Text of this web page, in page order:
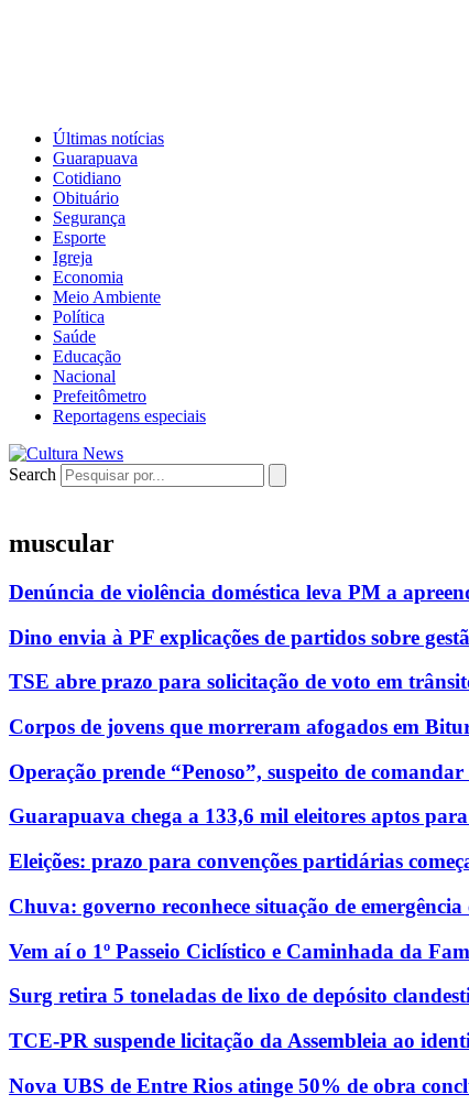
Últimas notícias
Guarapuava
Cotidiano
Obituário
Segurança
Esporte
Igreja
Economia
Meio Ambiente
Política
Saúde
Educação
Nacional
Prefeitômetro
Reportagens especiais
Search
muscular
Denúncia de violência doméstica leva PM a
Dino envia à PF explicações de partidos sobre
TSE abre prazo para solicitação de voto em
Corpos de jovens que morreram afogados em
Operação prende “Penoso”, suspeito de
Guarapuava chega a 133,6 mil eleitores aptos
Eleições: prazo para convenções partidárias
Chuva: governo reconhece situação de
Vem aí o 1º Passeio Ciclístico e Caminhada da
Surg retira 5 toneladas de lixo de depósito
TCE-PR suspende licitação da Assembleia ao
Nova UBS de Entre Rios atinge 50% de obra